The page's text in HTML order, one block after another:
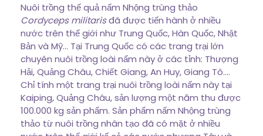
Nuôi trồng thế quả nấm Nhộng trùng thảo
Cordyceps militarisđã được tiến hành ở nhiều
nước trên thế giới như Trung Quốc, Hàn Quốc, Nhật
Bản và Mỹ… Tại Trung Quốc có các trang trại lớn
chuyên nuôi trồng loài nấm này ở các tỉnh: Thượng
Hải, Quảng Châu, Chiết Giang, An Huy, Giang Tô….
Chỉ tính một trang trại nuôi trồng loài nấm này tại
Kaiping, Quảng Châu, sản lượng một năm thu được
100.000 kg sản phẩm. Sản phẩm nấm Nhộng trùng
thảo từ nuôi trồng nhân tạo đã có mặt ở nhiều